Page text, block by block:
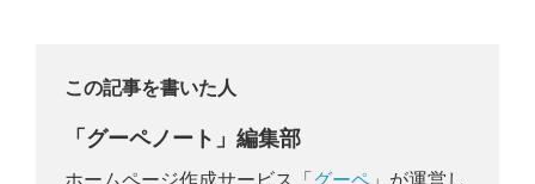
この記事を書いた人
「グーペノート」編集部
ホームページ作成サービス「 グーペ 」が運営し